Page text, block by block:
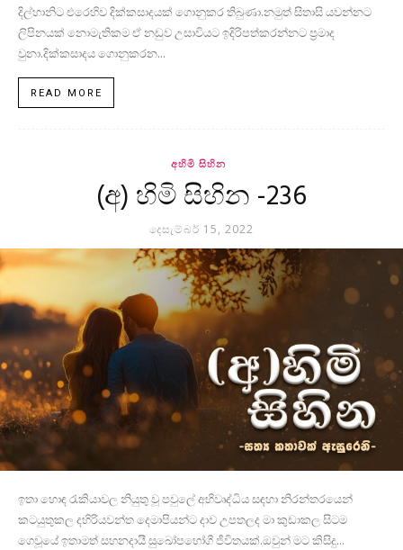
දිල්හානිට එරෙහිව දික්කසාදයක් ගොනුකර තිබුණා.නමුත් සිතාසි යවන්නට
ලිපිනයක් නොමැතිකම ඒ නඩුව උසාවියට ඉදිරිපත්කරන්නට ප්‍රමාද
වුනා.දික්කසාදය ගොනුකරන...
READ MORE
අහිමි සිහින
(අ) හිමි සිහින -236
දෙසැම්බර් 15, 2022
ඉතා හොඳ රැකියාවල නියුතු වූ පවුලේ අභිවෘද්ධිය සඳහා නිරන්තරයෙන්
කටයුතුකල දහිරියවන්ත දෙමාපියන්ට දාව උපතලද මා කුඩාකල සිටම
ගෙවූයේ ඉතාමත් සහනදායී සුඛෝපභෝගී ජීවිතයක්.ඔවුන් මට කිසිදු...